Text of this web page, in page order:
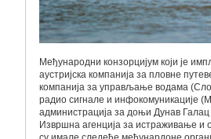
Међународни конзорцијум који је
аустријска компанија за пловне
компанија за управљање водама
радио сигнале и инфокомуникације
администрација за доњи Дунав
Извршна агенција за истраживање и